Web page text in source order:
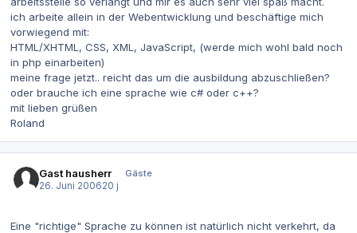
ich arbeite allein in der Webentwicklung und beschäftige mich
vorwiegend mit:
HTML/XHTML, CSS, XML, JavaScript, (werde mich wohl bald noch
in php einarbeiten)
meine frage jetzt.. reicht das um die ausbildung abzuschließen?
oder brauche ich eine sprache wie c# oder c++?
mit lieben grüßen
Roland
Gast hausherr
Gäste
26. Juni 200620 j
Eine "richtige" Sprache zu können ist natürlich nicht verkehrt, da